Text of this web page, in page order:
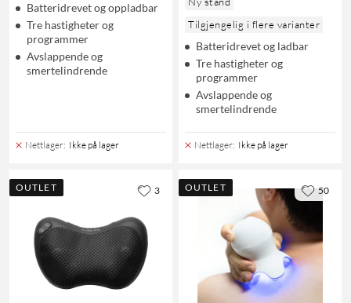
Batteridrevet og oppladbar
Tre hastigheter og
programmer
Avslappende og
smertelindrende
Nettlager: Ikke på lager
Tilgjengelig i flere varianter
Batteridrevet og ladbar
Tre hastigheter og
programmer
Avslappende og
smertelindrende
Nettlager: Ikke på lager
OUTLET 3 OUTLET 50